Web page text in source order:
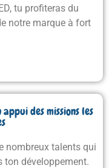
tu profiteras du
notre marque à fort
des missions les
nombreux talents qui
ton développement.